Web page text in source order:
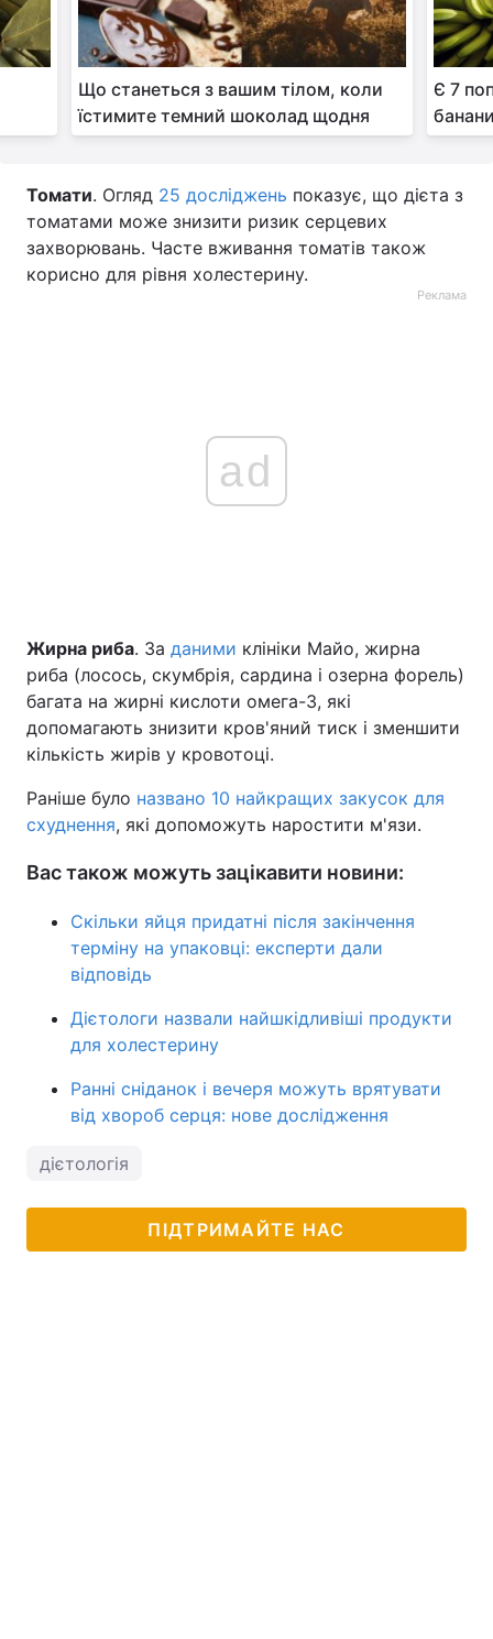
Що станеться з вашим тілом, коли
їстимите темний шоколад щодня
Є 7
Томати. Огляд 25 досліджень показує, що дієта з
томатами може знизити ризик серцевих
захворювань. Часте вживання томатів також
корисно для рівня холестерину.
Реклама
ad
Жирна риба. За даними клініки Майо, жирна
риба (лосось, скумбрія, сардина і озерна форель)
багата на жирні кислоти омега-3, які
допомагають знизити кров'яний тиск і зменшити
кількість жирів у кровотоці.
Раніше було названо 10 найкращих закусок для
схуднення, які допоможуть наростити м'язи.
Вас також можуть зацікавити новини:
Скільки яйця придатні після закінчення
терміну на упаковці: експерти дали
відповідь
Дієтологи назвали найшкідливіші продукти
для холестерину
Ранні сніданок і вечеря можуть врятувати
від хвороб серця: нове дослідження
дієтологія
ПІДТРИМАЙТЕ НАС